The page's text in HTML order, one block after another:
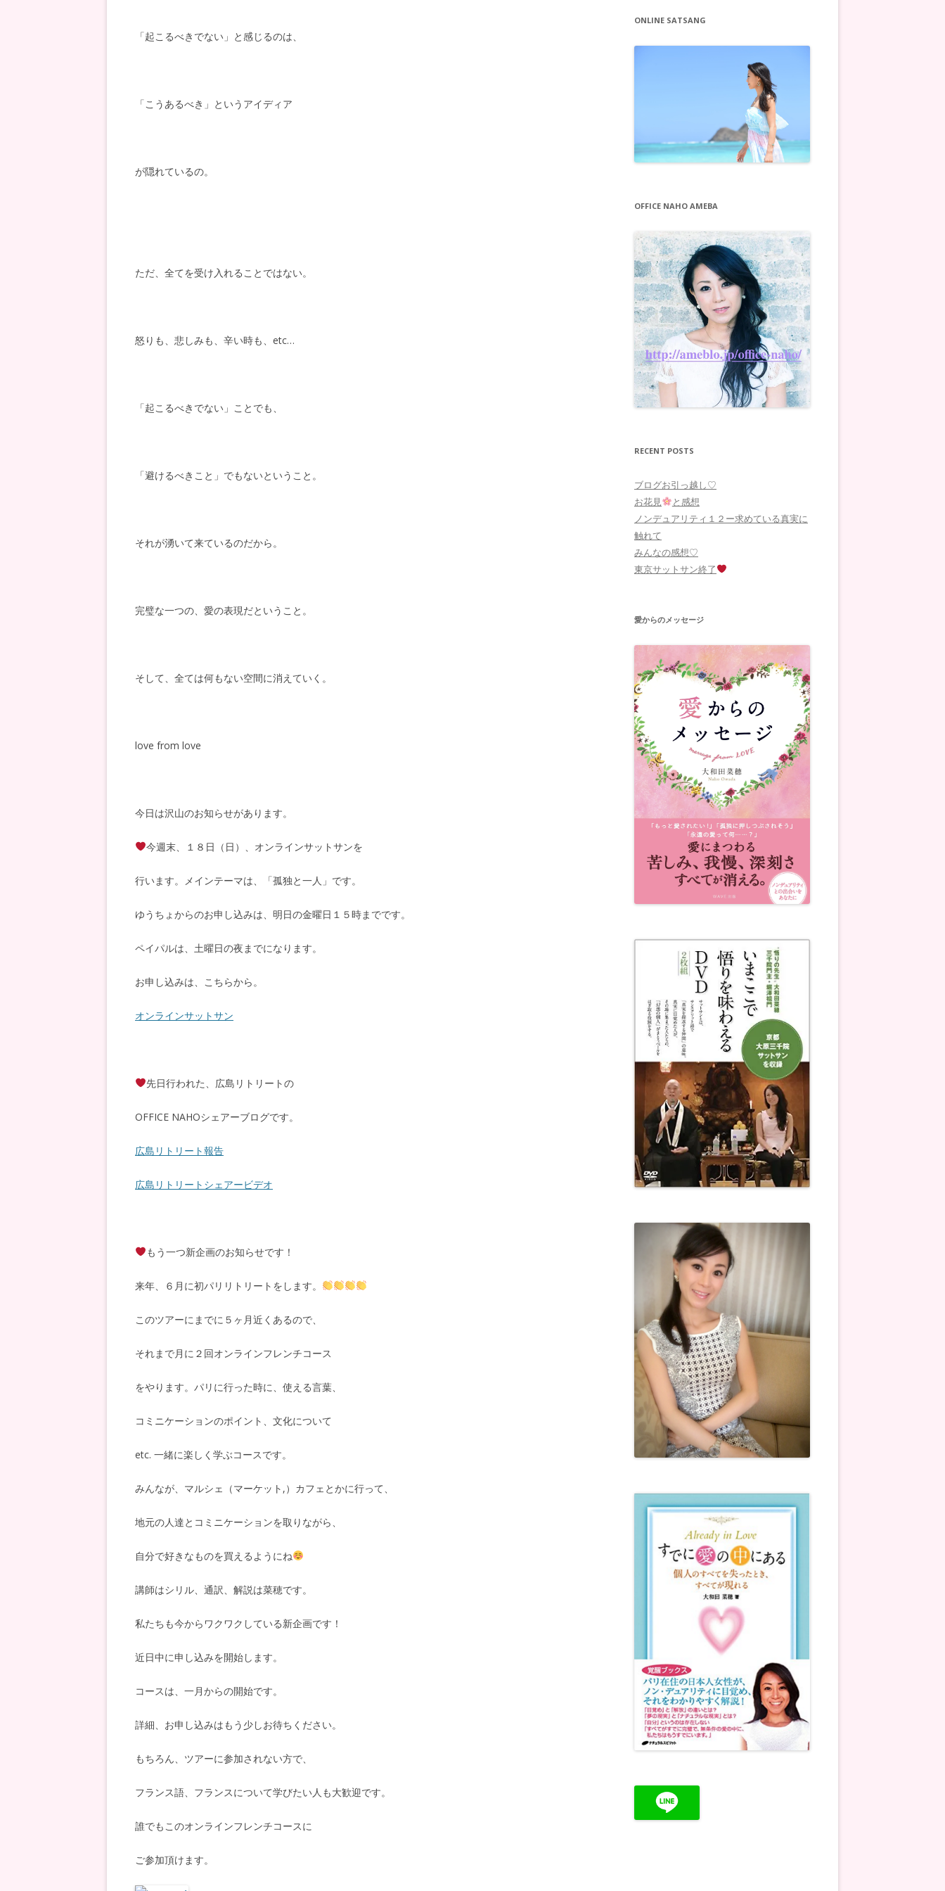
「起こるべきでない」と感じるのは、
「こうあるべき」というアイディア
が隠れているの。
ただ、全てを受け入れることではない。
怒りも、悲しみも、辛い時も、etc…
「起こるべきでない」ことでも、
「避けるべきこと」でもないということ。
それが湧いて来ているのだから。
完璧な一つの、愛の表現だということ。
そして、全ては何もない空間に消えていく。
love from love
今日は沢山のお知らせがあります。
今週末、１８日（日）、オンラインサットサンを
行います。メインテーマは、「孤独と一人」です。
ゆうちょからのお申し込みは、明日の金曜日１５時までです。
ペイパルは、土曜日の夜までになります。
お申し込みは、こちらから。
オンラインサットサン
先日行われた、広島リトリートの
OFFICE NAHOシェアーブログです。
広島リトリート報告
広島リトリートシェアービデオ
もう一つ新企画のお知らせです！
来年、６月に初パリリトリートをします。
このツアーにまでに５ヶ月近くあるので、
それまで月に２回オンラインフレンチコース
をやります。パリに行った時に、使える言葉、
コミニケーションのポイント、文化について
etc. 一緒に楽しく学ぶコースです。
みんなが、マルシェ（マーケット,）カフェとかに行って、
地元の人達とコミニケーションを取りながら、
自分で好きなものを買えるようにね
講師はシリル、通訳、解説は菜穂です。
私たちも今からワクワクしている新企画です！
近日中に申し込みを開始します。
コースは、一月からの開始です。
詳細、お申し込みはもう少しお待ちください。
もちろん、ツアーに参加されない方で、
フランス語、フランスについて学びたい人も大歓迎です。
誰でもこのオンラインフレンチコースに
ご参加頂けます。
ONLINE SATSANG
OFFICE NAHO AMEBA
RECENT POSTS
ブログお引っ越し♡
お花見
と感想
ノンデュアリティ１２ー求めている真実に
触れて
みんなの感想♡
東京サットサン終了
愛からのメッセージ